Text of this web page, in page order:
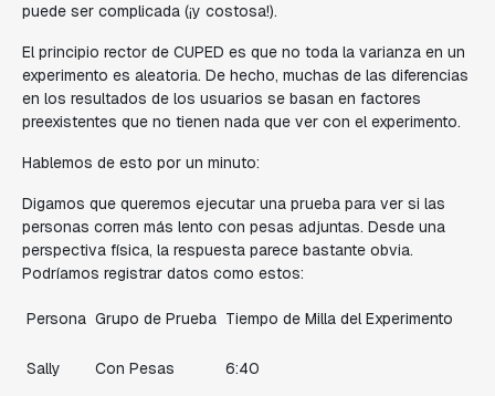
puede ser complicada (¡y costosa!).
El principio rector de CUPED es que no toda la varianza en un
experimento es aleatoria. De hecho, muchas de las diferencias
en los resultados de los usuarios se basan en factores
preexistentes que no tienen nada que ver con el experimento.
Hablemos de esto por un minuto:
Digamos que queremos ejecutar una prueba para ver si las
personas corren más lento con pesas adjuntas. Desde una
perspectiva física, la respuesta parece bastante obvia.
Podríamos registrar datos como estos:
Persona Grupo de Prueba Tiempo de Milla del Experimento
Sally Con Pesas 6:40